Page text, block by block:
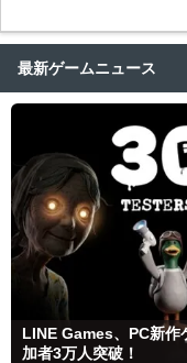
最新ゲームニュース
LINE Games、PC新作
加者3万人突破！